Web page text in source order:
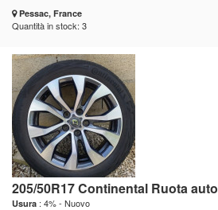
Pessac, France
Quantità in stock: 3
205/50R17 Continental Ruota auto
Usura : 4% - Nuovo